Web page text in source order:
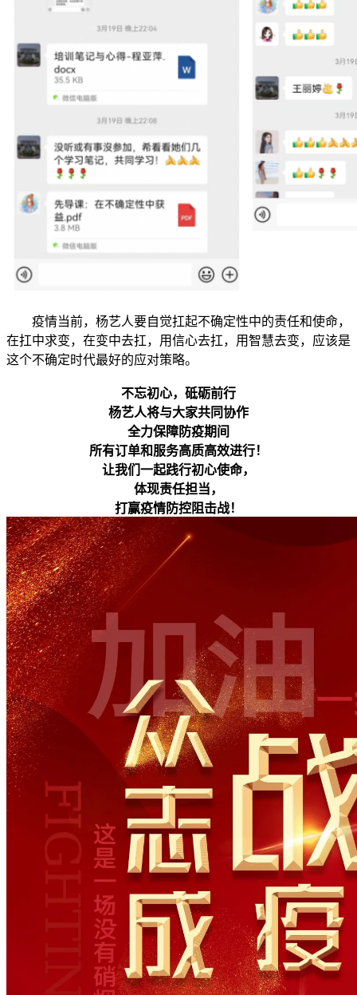
疫情当前，杨艺人要自觉扛起不确定性中的责任和使命，
在扛中求变，在变中去扛，用信心去扛，用智慧去变，应该是
这个不确定时代最好的应对策略。
不忘初心，砥砺前行
杨艺人将与大家共同协作
全力保障防疫期间
所有订单和服务高质高效进行！
让我们一起践行初心使命，
体现责任担当，
打赢疫情防控阻击战！